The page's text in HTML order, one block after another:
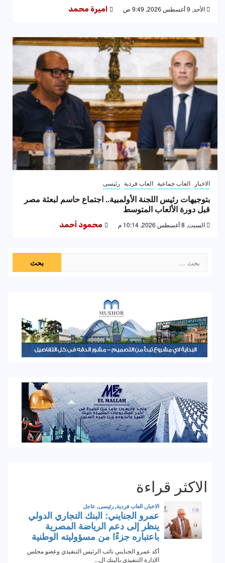
الأحد, 9 أغسطس 2026, 9:49 ص اميرة محمد
الاخبار العاب جماعية العاب فردية رئيسى
بتوجيهات رئيس اللجنة الأولمبية.. اجتماع حاسم لبعثة مصر
قبل دورة الألعاب المتوسط
السبت, 8 أغسطس 2026, 10:14 م محمود أحمد
عن:
الاكثر قراءة